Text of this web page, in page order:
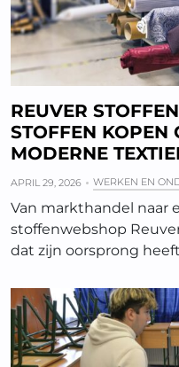
REUVER
STOFFEN KOPEN
MODERNE
APRIL 29, 2026 WERKEN EN
Van markthandel naar
stoffenwebshop
dat zijn oorsprong